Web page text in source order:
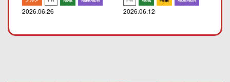
2026.06.26 2026.06.12